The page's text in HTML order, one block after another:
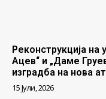
Реконструкција на
Ацев“ и „Даме
изградба на нова
15 Јули, 2026